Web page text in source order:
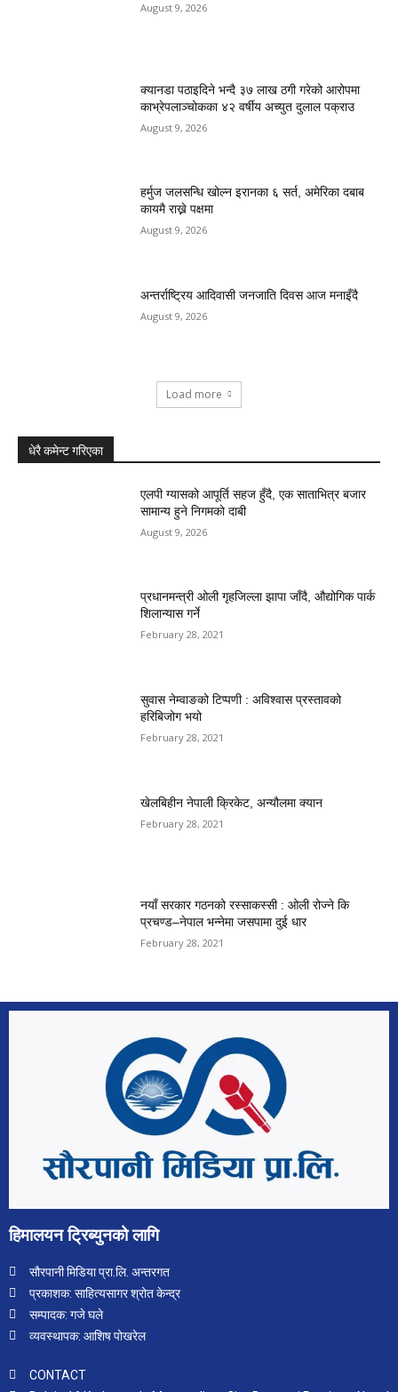
August 9, 2026
क्यानडा पठाइदिने भन्दै ३७ लाख ठगी गरेको आरोपमा
काभ्रेपलाञ्चोकका ४२ वर्षीय अच्युत दुलाल पक्राउ
August 9, 2026
हर्मुज जलसन्धि खोल्न इरानका ६ सर्त, अमेरिका दबाब
कायमै राख्ने पक्षमा
August 9, 2026
अन्तर्राष्ट्रिय आदिवासी जनजाति दिवस आज मनाइँदै
August 9, 2026
Load more
धेरै कमेन्ट गरिएका
एलपी ग्यासको आपूर्ति सहज हुँदै, एक साताभित्र बजार
सामान्य हुने निगमको दाबी
August 9, 2026
प्रधानमन्त्री ओली गृहजिल्ला झापा जाँदै, औद्योगिक पार्क
शिलान्यास गर्ने
February 28, 2021
सुवास नेम्वाङको टिप्पणी : अविश्वास प्रस्तावको
हरिबिजोग भयो
February 28, 2021
खेलबिहीन नेपाली क्रिकेट, अन्यौलमा क्यान
February 28, 2021
नयाँ सरकार गठनको रस्साकस्सी : ओली रोज्ने कि
प्रचण्ड–नेपाल भन्नेमा जसपामा दुई धार
February 28, 2021
हिमालयन ट्रिब्युनको लागि
सौरपानी मिडिया प्रा.लि. अन्तरगत
प्रकाशक: साहित्यसागर श्रोत केन्द्र
सम्पादक: गजे घले
व्यवस्थापक: आशिष पोखरेल
CONTACT